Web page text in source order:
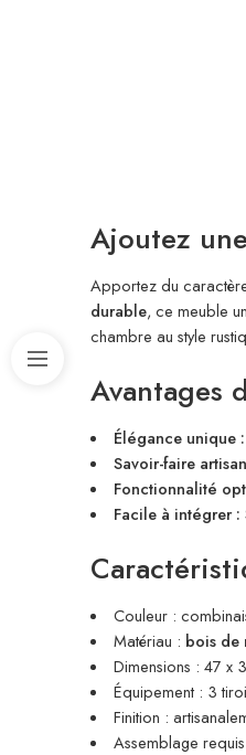
Ajoutez
Apportez du
durable, ce meuble
chambre au style
Avantages
Élégance unique :
Savoir-faire
Fonctionnalité
Facile à intégrer :
Couleur :
Matériau : bois de
Dimensions : 47 x
Équipement : 3
Finition :
Assemblage